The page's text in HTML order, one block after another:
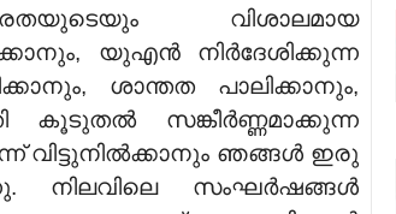
വിശാലമായ
യുഎൻ നിർദേശിക്കുന്ന
ശാന്തത പാലിക്കാനും,
കൂടുതൽ സങ്കീർണ്ണമാക്കുന്ന
വിട്ടുനിൽക്കാനും ഞങ്ങൾ ഇരു
നിലവിലെ സംഘർഷങ്ങൾ